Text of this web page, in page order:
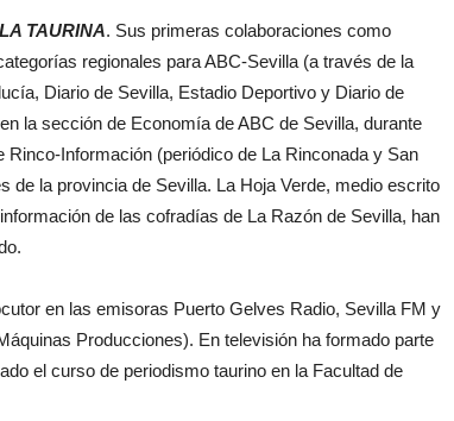
TAURINA. Sus primeras colaboraciones como
regionales para ABC-Sevilla (a través de la
Diario de Sevilla, Estadio Deportivo y Diario de
la sección de Economía de ABC de Sevilla, durante
Información (periódico de La Rinconada y San
de la provincia de Sevilla. La Hoja Verde, medio escrito
de las cofradías de La Razón de Sevilla, han
en las emisoras Puerto Gelves Radio, Sevilla FM y
Producciones). En televisión ha formado parte
el curso de periodismo taurino en la Facultad de